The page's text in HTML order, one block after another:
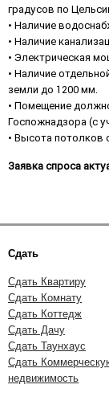
градусов по
• Наличие
• Наличие
• Электрическая
• Наличие
земли до 1200 мм.
• Помещение
Госпожнадзора (с
• Высота потолков
Заявка спроса
Сдать
Сдать Квартиру
Сдать Комнату
Сдать Коттедж
Сдать Дачу
Сдать Таунхаус
Сдать
недвижимость